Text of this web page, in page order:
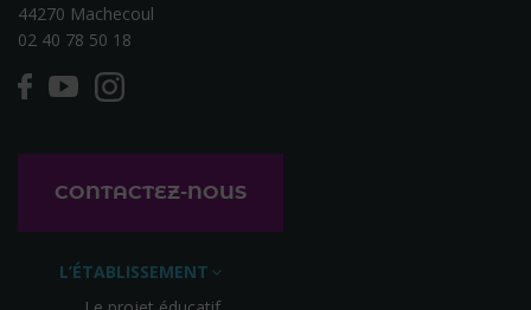
44270 Machecoul
02 40 78 50 18
CONTACTEZ-NOUS
L’ÉTABLISSEMENT